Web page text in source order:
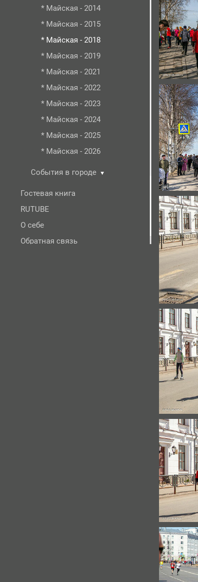
* Майская - 2014
* Майская - 2015
* Майская - 2018
* Майская - 2019
* Майская - 2021
* Майская - 2022
* Майская - 2023
* Майская - 2024
* Майская - 2025
* Майская - 2026
События в городе ▼
Гостевая книга
RUTUBE
О себе
Обратная связь